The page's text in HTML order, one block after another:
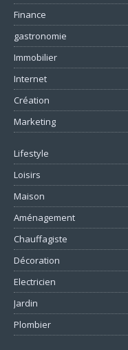
Finance
gastronomie
Immobilier
Internet
Création
Marketing
Lifestyle
Loisirs
Maison
Aménagement
Chauffagiste
Décoration
Electricien
Jardin
Plombier